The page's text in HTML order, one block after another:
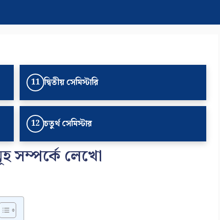
11 দ্বিতীয় সেমিস্টারি
12 চতুর্থ সেমিস্টার
সম্পর্কে লেখো